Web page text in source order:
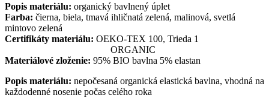
Popis materiálu: organický bavlnený úplet
Farba: čierna, biela, tmavá ihličnatá zelená, malinová, svetlá
mintovo zelená
Certifikáty materiálu: OEKO-TEX 100, Trieda 1
ORGANIC
Materiálové zloženie: 95% BIO bavlna 5% elastan
Popis materiálu: nepočesaná organická elastická bavlna, vhodná na
každodenné nosenie počas celého roka